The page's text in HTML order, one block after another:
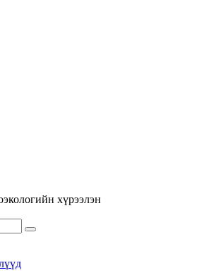
хүрээлэн